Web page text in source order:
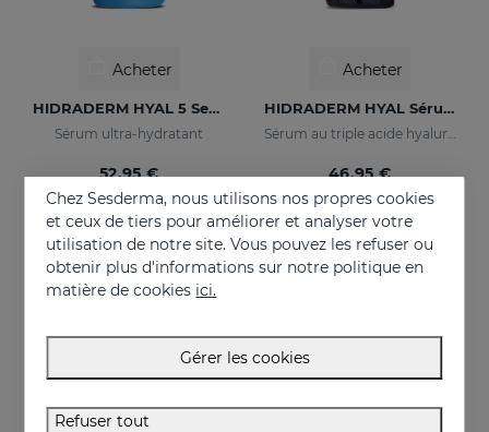
Acheter
HIDRADERM HYAL 5 Serum
Sérum ultra-hydratant
52.95 €
Acheter
HIDRADERM HYAL Sérum Liposomal
46.95 €
Chez Sesderma, nous utilisons nos propres cookies
et ceux de tiers pour améliorer et analyser votre
utilisation de notre site. Vous pouvez les refuser ou
obtenir plus d'informations sur notre politique en
matière de cookies ici.
Gérer les cookies
Refuser tout